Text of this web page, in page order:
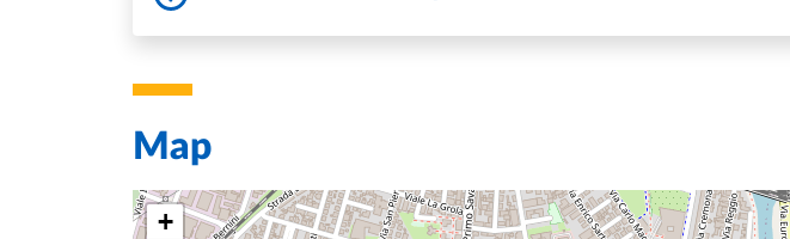
Map
+